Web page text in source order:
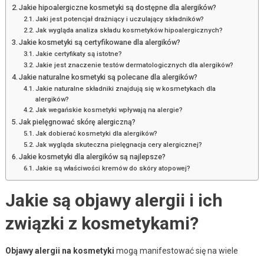
Jakie hipoalergiczne kosmetyki są dostępne dla alergików?
Jaki jest potencjał drażniący i uczulający składników?
Jak wygląda analiza składu kosmetyków hipoalergicznych?
Jakie kosmetyki są certyfikowane dla alergików?
Jakie certyfikaty są istotne?
Jakie jest znaczenie testów dermatologicznych dla alergików?
Jakie naturalne kosmetyki są polecane dla alergików?
Jakie naturalne składniki znajdują się w kosmetykach dla
alergików?
Jak wegańskie kosmetyki wpływają na alergie?
Jak pielęgnować skórę alergiczną?
Jak dobierać kosmetyki dla alergików?
Jak wygląda skuteczna pielęgnacja cery alergicznej?
Jakie kosmetyki dla alergików są najlepsze?
Jakie są właściwości kremów do skóry atopowej?
Jakie są objawy alergii i ich
związki z kosmetykami?
Objawy alergii na kosmetyki mogą manifestować się na wiele